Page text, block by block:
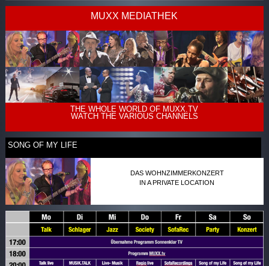
MUXX MEDIATHEK
THE WHOLE WORLD OF MUXX.TV
WATCH THE VARIOUS CHANNELS
SONG OF MY LIFE
DAS WOHNZIMMERKONZERT
IN A PRIVATE LOCATION